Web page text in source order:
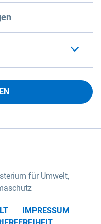
für Umwelt,
IMPRESSUM